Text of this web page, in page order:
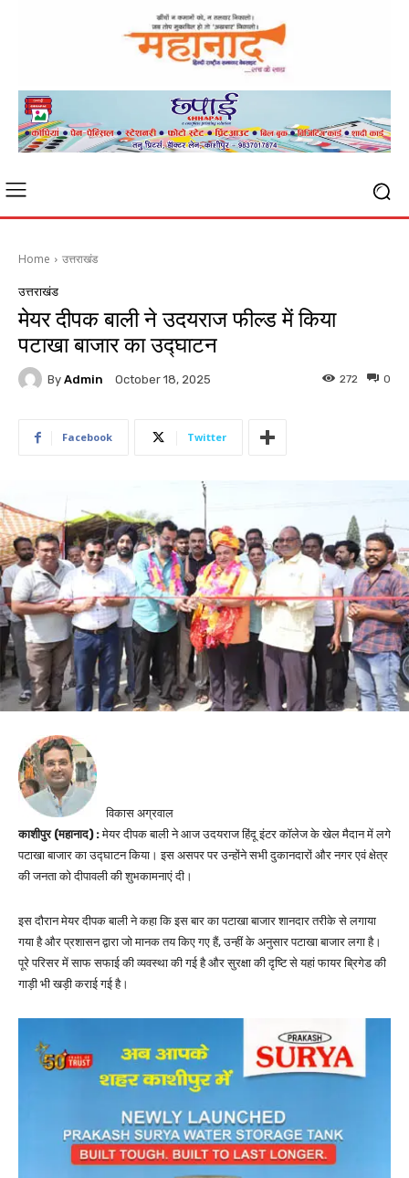
Home उत्तराखंड
उत्तराखंड
मेयर दीपक बाली ने उदयराज फील्ड में किया
पटाखा बाजार का उद्घाटन
By Admin October 18, 2025 0
272
Facebook Twitter
विकास अग्रवाल
काशीपुर (महानाद) :मेयर दीपक बाली ने आज उदयराज हिंदू इंटर कॉलेज के खेल मैदान में लगे
पटाखा बाजार का उद्घाटन किया। इस असपर पर उन्होंने सभी दुकानदारों और नगर एवं क्षेत्र
की जनता को दीपावली की शुभकामनाएं दी।
इस दौरान मेयर दीपक बाली ने कहा कि इस बार का पटाखा बाजार शानदार तरीके से लगाया
गया है और प्रशासन द्वारा जो मानक तय किए गए हैं, उन्हीं के अनुसार पटाखा बाजार लगा है।
पूरे परिसर में साफ सफाई की व्यवस्था की गई है और सुरक्षा की दृष्टि से यहां फायर ब्रिगेड की
गाड़ी भी खड़ी कराई गई है।